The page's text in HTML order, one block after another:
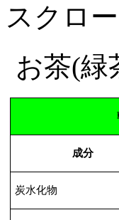
スクロ
お茶(緑
成分
炭水化物